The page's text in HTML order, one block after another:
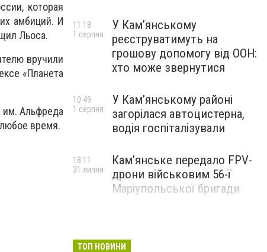
которая
амбиций. И
Льоса.
вручили
«Планета
им. Альфреда
время.
У Кам’янському
реєструватимуть на
грошову допомогу від ООН:
хто може звернутися
11:18
1 серпня
У Кам’янському районі
загорілася автоцистерна,
водія госпіталізували
10:49
1 серпня
Кам’янське передало FPV-
дрони військовим 56-ї
Маріупольської бригади
18:11
31 липня
ТОП НОВИНИ